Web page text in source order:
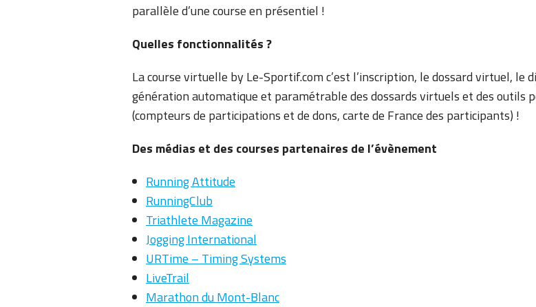
parallèle d’une course en présentiel !
Quelles fonctionnalités ?
La course virtuelle by Le-Sportif.com c’est l’inscription, le dossard virtuel,
génération automatique et paramétrable des dossards virtuels et des outils
(compteurs de participations et de dons, carte de France des participants) !
Des médias et des courses partenaires de l’évènement
Running Attitude
RunningClub
Triathlete Magazine
Jogging International
URTime – Timing Systems
LiveTrail
Marathon du Mont-Blanc